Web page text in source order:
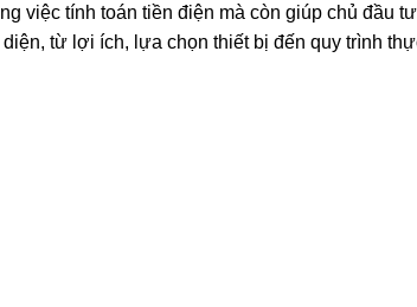
việc tính toán tiền điện mà còn giúp chủ đầu
từ lợi ích, lựa chọn thiết bị đến quy trình